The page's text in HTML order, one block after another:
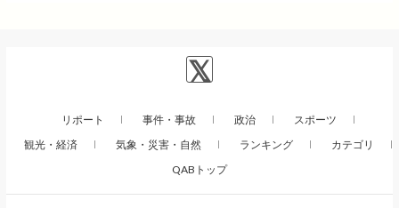
リポート 事件・事故 政治
スポーツ
観光・経済
気象・災害・自然 ランキング
カテゴリ
QABトップ